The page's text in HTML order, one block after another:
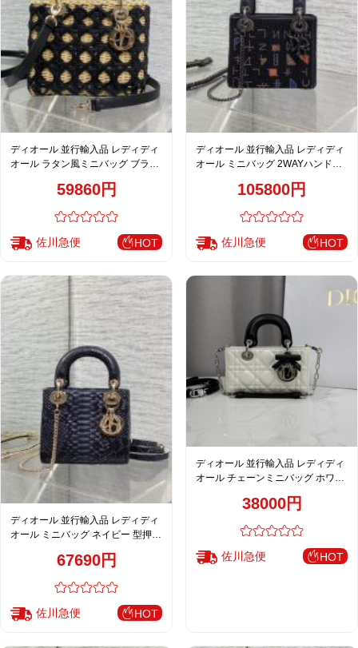
ディオール 並行輸入品 レディディ
オール ラタン風ミニバッグ ブラッ
59860円
佐川急便 HOT
ディオール 並行輸入品 レディディ
オール ミニバッグ 2WAYハンドバ
105800円
佐川急便 HOT
ディオール 並行輸入品 レディディ
オール ミニバッグ ネイビー 型押し
67690円
佐川急便 HOT
ディオール 並行輸入品 レディディ
オール チェーンミニバッグ ホワイ
38000円
佐川急便 HOT